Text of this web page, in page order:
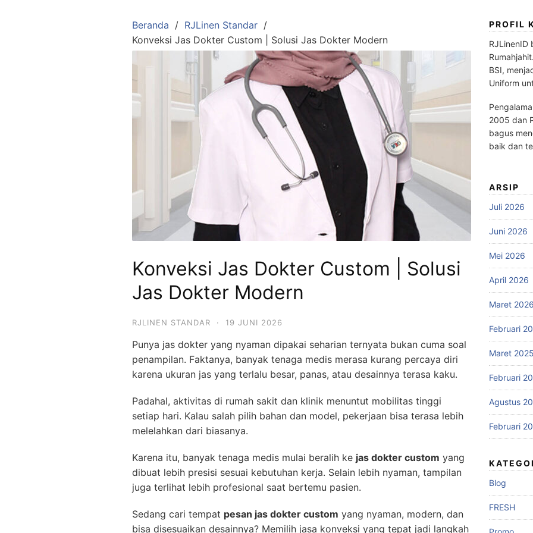
Beranda
RJLinen Standar
Konveksi Jas Dokter Custom | Solusi Jas Dokter Modern
Konveksi Jas Dokter Custom | Solusi
Jas Dokter Modern
RJLINEN STANDAR · 19 JUNI 2026
Punya jas dokter yang nyaman dipakai seharian ternyata bukan cuma soal
penampilan. Faktanya, banyak tenaga medis merasa kurang percaya diri
karena ukuran jas yang terlalu besar, panas, atau desainnya terasa kaku.
Padahal, aktivitas di rumah sakit dan klinik menuntut mobilitas tinggi
setiap hari. Kalau salah pilih bahan dan model, pekerjaan bisa terasa lebih
melelahkan dari biasanya.
Karena itu, banyak tenaga medis mulai beralih ke jas dokter custom yang
dibuat lebih presisi sesuai kebutuhan kerja. Selain lebih nyaman, tampilan
juga terlihat lebih profesional saat bertemu pasien.
Sedang cari tempat pesan jas dokter custom yang nyaman, modern, dan
bisa disesuaikan desainnya? Memilih jasa konveksi yang tepat jadi langkah
PROFIL
RJLinenID
BSI,
Uniform
2005 dan
bagus
baik dan
ARSIP
Juli 2026
Juni 2026
Mei 2026
April 2026
Maret 2026
Februari
Maret 2025
Februari
Agustus
Februari
Blog
FRESH